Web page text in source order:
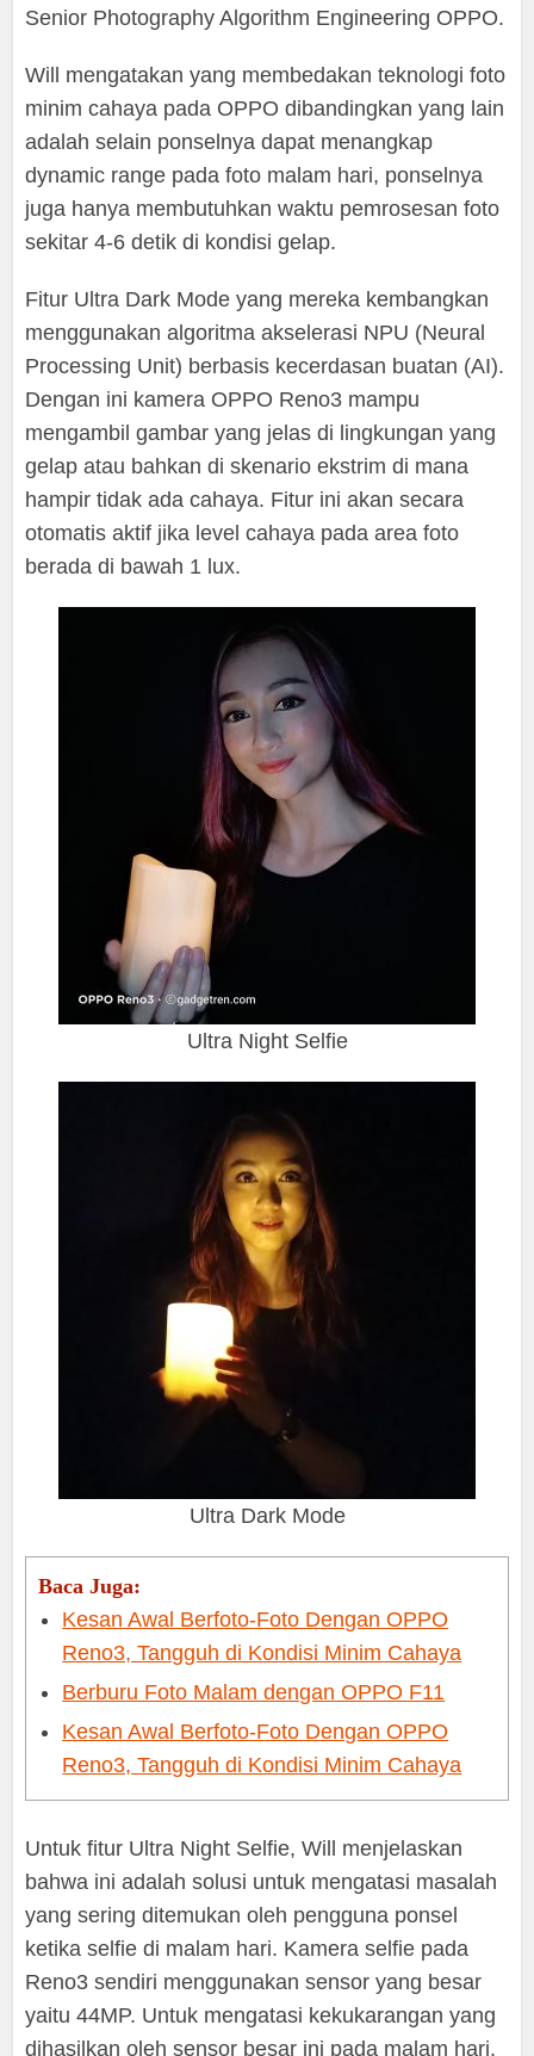
Senior Photography Algorithm Engineering OPPO.
Will mengatakan yang membedakan teknologi foto
minim cahaya pada OPPO dibandingkan yang lain
adalah selain ponselnya dapat menangkap
dynamic range pada foto malam hari, ponselnya
juga hanya membutuhkan waktu pemrosesan foto
sekitar 4-6 detik di kondisi gelap.
Fitur Ultra Dark Mode yang mereka kembangkan
menggunakan algoritma akselerasi NPU (Neural
Processing Unit) berbasis kecerdasan buatan (AI).
Dengan ini kamera OPPO Reno3 mampu
mengambil gambar yang jelas di lingkungan yang
gelap atau bahkan di skenario ekstrim di mana
hampir tidak ada cahaya. Fitur ini akan secara
otomatis aktif jika level cahaya pada area foto
berada di bawah 1 lux.
Ultra Night Selfie
Ultra Dark Mode
Baca Juga:
Kesan Awal Berfoto-Foto Dengan OPPO
Reno3, Tangguh di Kondisi Minim Cahaya
Berburu Foto Malam dengan OPPO F11
Kesan Awal Berfoto-Foto Dengan OPPO
Reno3, Tangguh di Kondisi Minim Cahaya
Untuk fitur Ultra Night Selfie, Will menjelaskan
bahwa ini adalah solusi untuk mengatasi masalah
yang sering ditemukan oleh pengguna ponsel
ketika selfie di malam hari. Kamera selfie pada
Reno3 sendiri menggunakan sensor yang besar
yaitu 44MP. Untuk mengatasi kekukarangan yang
dihasilkan oleh sensor besar ini pada malam hari,